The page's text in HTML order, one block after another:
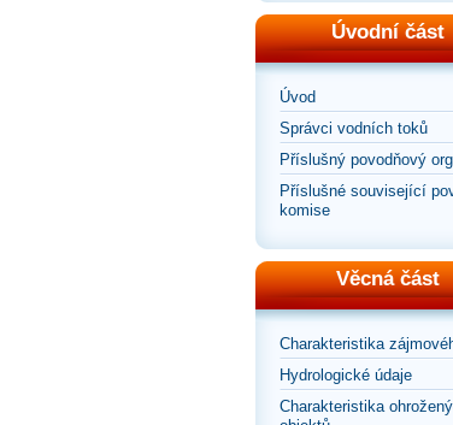
Úvodní část
Úvod
Správci vodních toků
Příslušný povodňový
Příslušné související
komise
Věcná část
Charakteristika
Hydrologické údaje
Charakteristika